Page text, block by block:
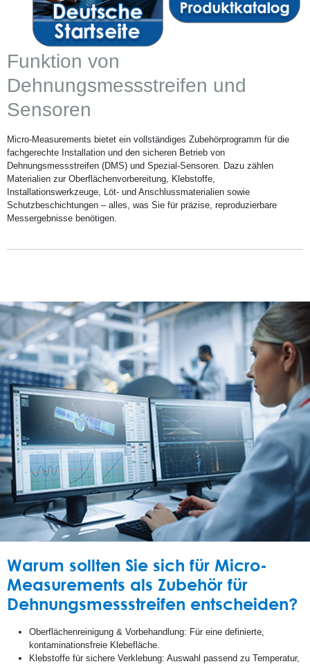
Funktion von
Dehnungsmessstreifen und
Sensoren
Micro-Measurements bietet ein vollständiges Zubehörprogramm für die
fachgerechte Installation und den sicheren Betrieb von
Dehnungsmessstreifen (DMS) und Spezial-Sensoren. Dazu zählen
Materialien zur Oberflächenvorbereitung, Klebstoffe,
Installationswerkzeuge, Löt- und Anschlussmaterialien sowie
Schutzbeschichtungen – alles, was Sie für präzise, reproduzierbare
Messergebnisse benötigen.
Warum sollten Sie sich für Micro-
Measurements als Zubehör für
Dehnungsmessstreifen entscheiden?
Oberflächenreinigung & Vorbehandlung: Für eine definierte,
kontaminationsfreie Klebefläche.
Klebstoffe für sichere Verklebung: Auswahl passend zu Temperatur,